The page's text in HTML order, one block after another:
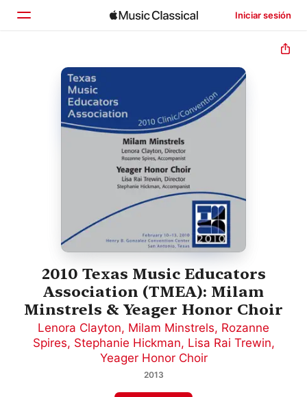
Iniciar sesión
Inicio
Explorar
Buscar
2010 Texas Music Educators
Association (TMEA): Milam
Minstrels & Yeager Honor Choir
Lenora Clayton, Milam Minstrels, Rozanne
Spires, Stephanie Hickman, Lisa Rai Trewin,
Yeager Honor Choir
2013